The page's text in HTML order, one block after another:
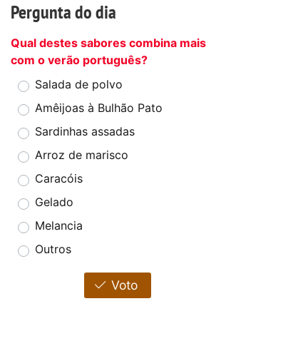
Pergunta do dia
Qual destes sabores combina mais
com o verão português?
Salada de polvo
Amêijoas à Bulhão Pato
Sardinhas assadas
Arroz de marisco
Caracóis
Gelado
Melancia
Outros
Voto